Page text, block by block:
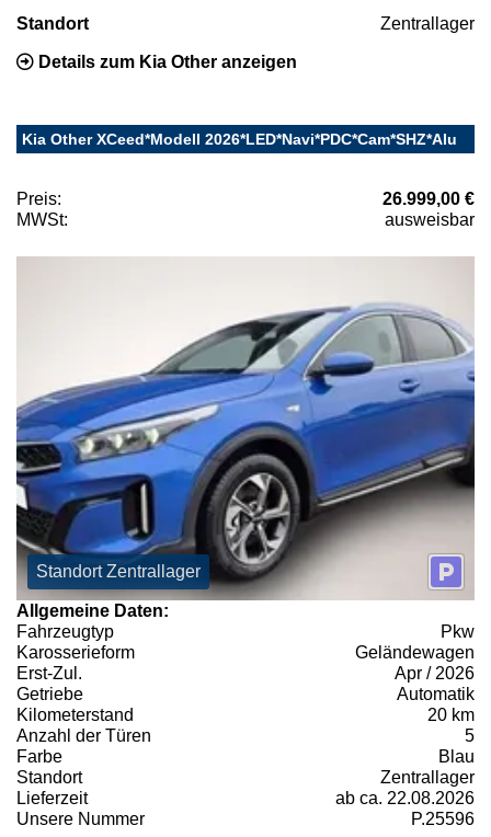
Standort Zentrallager
Details zum Kia Other anzeigen
Kia Other XCeed*Modell 2026*LED*Navi*PDC*Cam*SHZ*Alu
Preis:
26.999,00 €
MWSt:
ausweisbar
Standort Zentrallager
Allgemeine Daten:
Fahrzeugtyp
Pkw
Karosserieform
Geländewagen
Erst-Zul.
Apr / 2026
Getriebe
Automatik
Kilometerstand
20 km
Anzahl der Türen
5
Farbe
Blau
Standort
Zentrallager
Lieferzeit
ab ca. 22.08.2026
Unsere Nummer
P.25596